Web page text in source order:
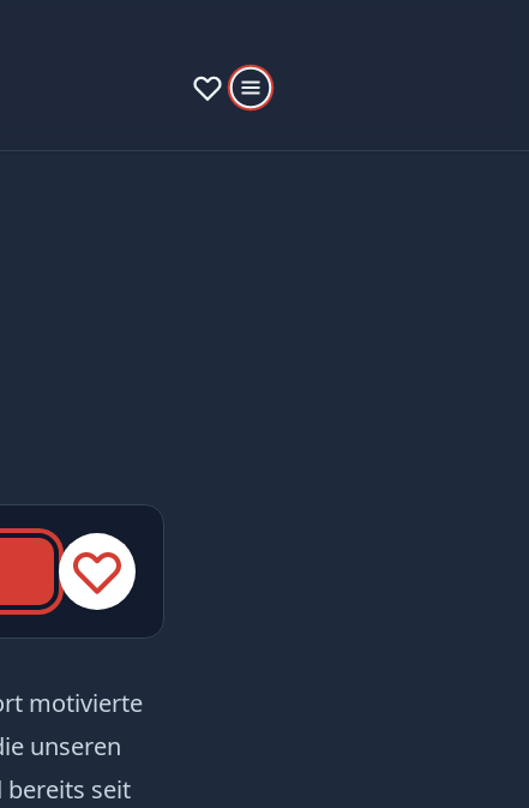
motivierte
unseren
bereits seit